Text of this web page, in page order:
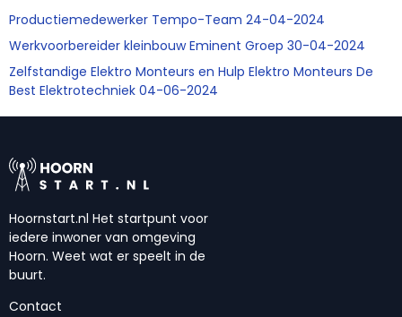
Productiemedewerker Tempo-Team 24-04-2024
Werkvoorbereider kleinbouw Eminent Groep 30-04-2024
Zelfstandige Elektro Monteurs en Hulp Elektro Monteurs De
Best Elektrotechniek 04-06-2024
Hoornstart.nl Het startpunt voor
iedere inwoner van omgeving
Hoorn. Weet wat er speelt in de
buurt.
Contact